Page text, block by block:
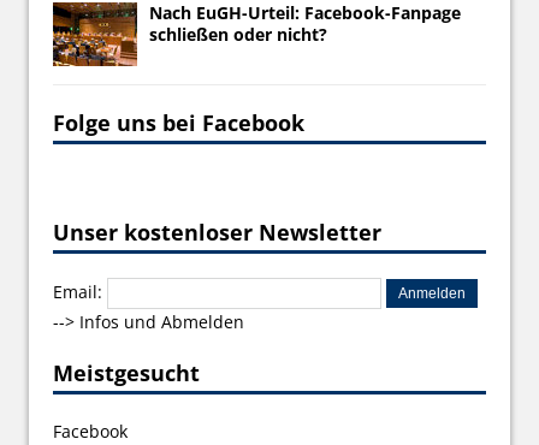
Nach EuGH-Urteil: Facebook-Fanpage
schließen oder nicht?
Folge uns bei Facebook
Unser kostenloser Newsletter
Email:
--> Infos und Abmelden
Meistgesucht
Facebook